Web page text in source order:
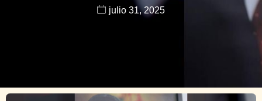
julio 31, 2025